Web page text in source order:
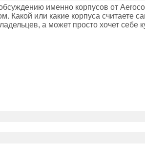
именно корпусов от
Какой или какие корпуса считаете
а может просто хочет себе